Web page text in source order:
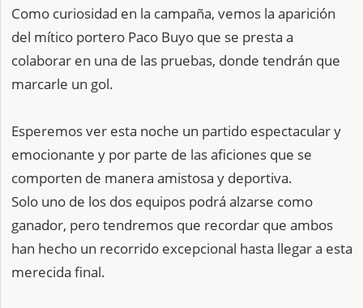
Como curiosidad en la campaña, vemos la aparición
del mítico portero Paco Buyo que se presta a
colaborar en una de las pruebas, donde tendrán que
marcarle un gol.
Esperemos ver esta noche un partido espectacular y
emocionante y por parte de las aficiones que se
comporten de manera amistosa y deportiva.
Solo uno de los dos equipos podrá alzarse como
ganador, pero tendremos que recordar que ambos
han hecho un recorrido excepcional hasta llegar a esta
merecida final.